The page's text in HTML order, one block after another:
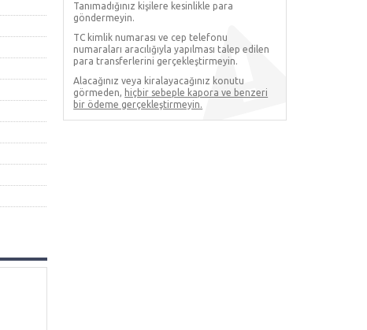
Tanımadığınız kişilere kesinlikle para
göndermeyin.
TC kimlik numarası ve cep telefonu
numaraları aracılığıyla yapılması talep edilen
para transferlerini gerçekleştirmeyin.
Alacağınız veya kiralayacağınız konutu
görmeden, hiçbir sebeple kapora ve benzeri
bir ödeme gerçekleştirmeyin.